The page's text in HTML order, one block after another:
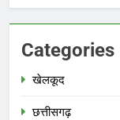
Categories
खेलकूद
छत्तीसगढ़